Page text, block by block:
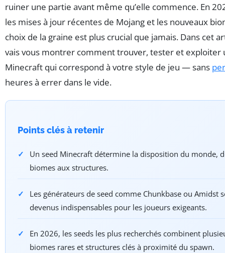
ruiner une partie avant même qu’elle commence. En
les mises à jour récentes de Mojang et les nouveaux
choix de la graine est plus crucial que jamais. Dans cet
vais vous montrer comment trouver, tester et exploiter
Minecraft qui correspond à votre style de jeu — sans
heures à errer dans le vide.
Points clés à retenir
Un seed Minecraft détermine la disposition du monde,
biomes aux structures.
Les générateurs de seed comme Chunkbase ou Amidst
devenus indispensables pour les joueurs exigeants.
En 2026, les seeds les plus recherchés combinent
biomes rares et structures clés à proximité du spawn.